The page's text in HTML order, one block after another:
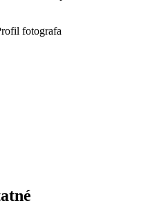
fotografa